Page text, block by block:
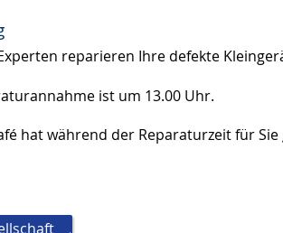
reparieren Ihre defekte
ist um 13.00 Uhr.
hat während der Reparaturzeit für